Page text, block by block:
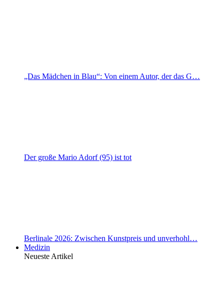
„Das Mädchen in Blau“: Von einem Autor, der das G…
Der große Mario Adorf (95) ist tot
Berlinale 2026: Zwischen Kunstpreis und unverhohl…
Medizin
Neueste Artikel